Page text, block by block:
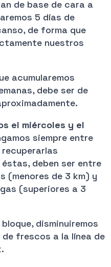
de base de cara a
5 días de
de forma que
nuestros
acumularemos
debe ser de
el miércoles y el
siempre entre
deben ser entre
(menores de 3 km) y
(superiores a 3
disminuiremos
frescos a la línea de